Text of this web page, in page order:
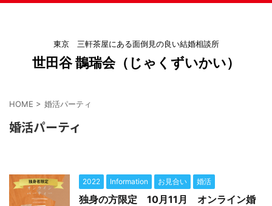
東京 三軒茶屋にある面倒見の良い結婚相談所
世田谷 鵲瑞会（じゃくずいかい）
HOME > 婚活パーティ
婚活パーティ
2022 Information お見合い 婚活
独身の方限定 10月11月 オンライン婚